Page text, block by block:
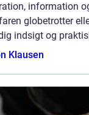
information
globetrotter
indsigt og
Klausen